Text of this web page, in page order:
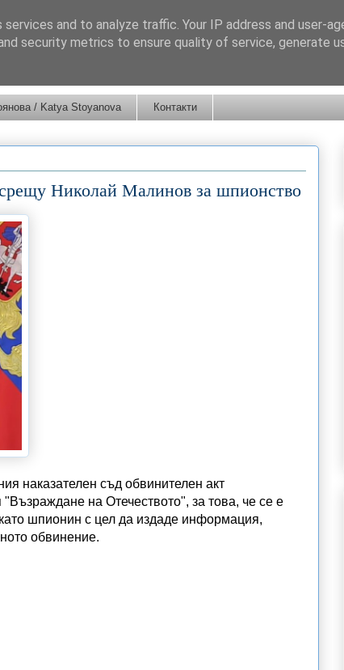
/ Katya Stoyanova Контакти
Николай Малинов за шпионство
наказателен съд обвинителен акт
на Отечеството", за това, че се е
шпионин с цел да издаде информация,
обвинение.
and to analyze traffic. Your IP address and user-
security metrics to ensure quality of service, generate